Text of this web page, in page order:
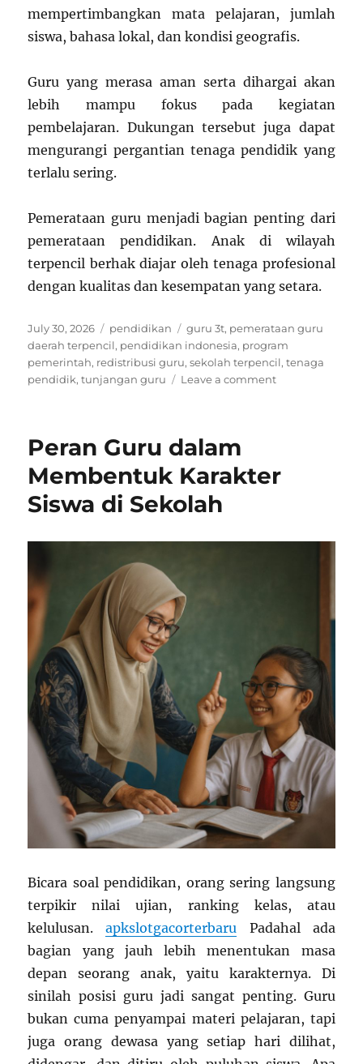
mempertimbangkan mata pelajaran, jumlah
siswa, bahasa lokal, dan kondisi geografis.
Guru yang merasa aman serta dihargai akan
lebih mampu fokus pada kegiatan
pembelajaran. Dukungan tersebut juga dapat
mengurangi pergantian tenaga pendidik yang
terlalu sering.
Pemerataan guru menjadi bagian penting dari
pemerataan pendidikan. Anak di wilayah
terpencil berhak diajar oleh tenaga profesional
dengan kualitas dan kesempatan yang setara.
Posted
on
July 30, 2026 Categories
pendidikan Tags
guru 3t, pemerataan guru
daerah terpencil, pendidikan indonesia, program
pemerintah, redistribusi guru,sekolah terpencil,tenaga
pendidik,tunjangan guru Leave a commenton
Terpencil
Peran Guru dalam
Membentuk Karakter
Siswa di Sekolah
Bicara soal pendidikan, orang sering langsung
terpikir nilai ujian, ranking kelas, atau
kelulusan.apkslotgacorterbaru Padahal ada
bagian yang jauh lebih menentukan masa
depan seorang anak, yaitu karakternya. Di
sinilah posisi guru jadi sangat penting. Guru
bukan cuma penyampai materi pelajaran, tapi
juga orang dewasa yang setiap hari dilihat,